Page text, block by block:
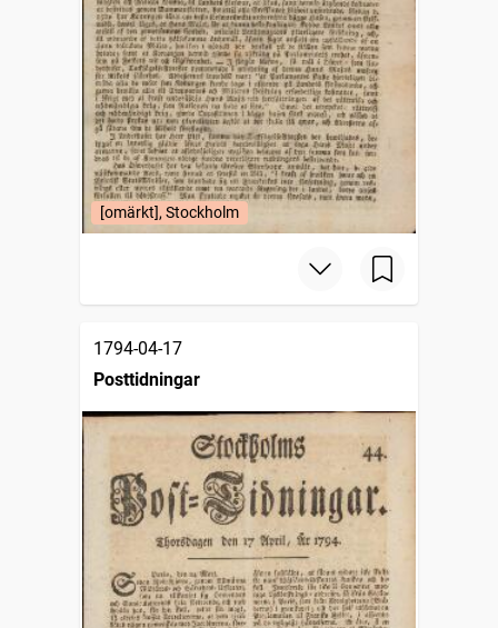
[omärkt], Stockholm
1794-04-17
Posttidningar